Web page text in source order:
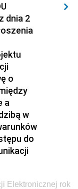
dnia 2
o
a
w
do
Elektronicznej rok